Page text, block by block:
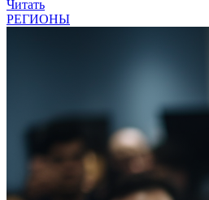
Читать
РЕГИОНЫ